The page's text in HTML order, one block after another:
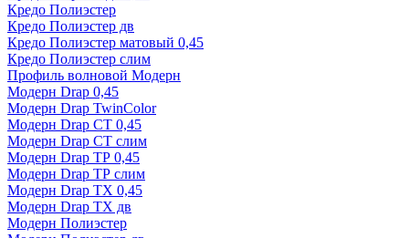
Кредо Полиэстер
Кредо Полиэстер дв
Кредо Полиэстер матовый 0,45
Кредо Полиэстер слим
Профиль волновой Модерн
Модерн Drap 0,45
Модерн Drap TwinColor
Модерн Drap СТ 0,45
Модерн Drap СТ слим
Модерн Drap ТР 0,45
Модерн Drap ТР слим
Модерн Drap ТХ 0,45
Модерн Drap ТХ дв
Модерн Полиэстер